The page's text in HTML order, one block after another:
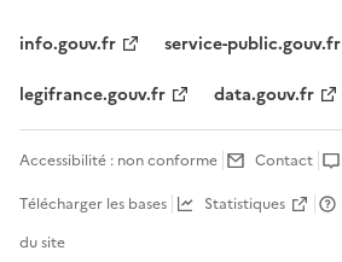
info.gouv.fr
service-public.gouv.fr
legifrance.gouv.fr
data.gouv.fr
Accessibilité : non conforme Contact
Télécharger les bases
Statistiques
du site